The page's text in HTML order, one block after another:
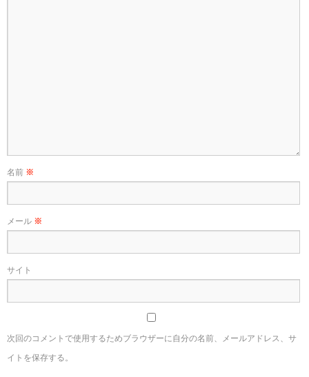
名前 ※
メール ※
サイト
次回のコメントで使用するためブラウザーに自分の名前、メールアドレス、サ
イトを保存する。